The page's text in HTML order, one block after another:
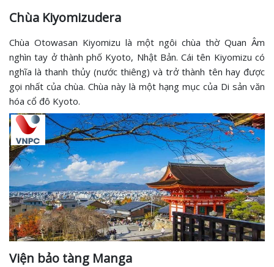
Chùa Kiyomizudera
Chùa Otowasan Kiyomizu là một ngôi chùa thờ Quan Âm
nghìn tay ở thành phố Kyoto, Nhật Bản. Cái tên Kiyomizu có
nghĩa là thanh thủy (nước thiêng) và trở thành tên hay được
gọi nhất của chùa. Chùa này là một hạng mục của Di sản văn
hóa cổ đô Kyoto.
Viện bảo tàng Manga